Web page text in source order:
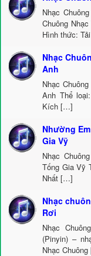
Nhạc
Chuông
Hình thức:
Nhạc
Anh
Nhạc
Anh Thể
Kích […]
Nhường
Gia Vỹ
Nhạc
Tống Gia Vỹ
Nhất […]
Nhạc
Rơi
Nhạc
(Pinyin) –
Nhạc